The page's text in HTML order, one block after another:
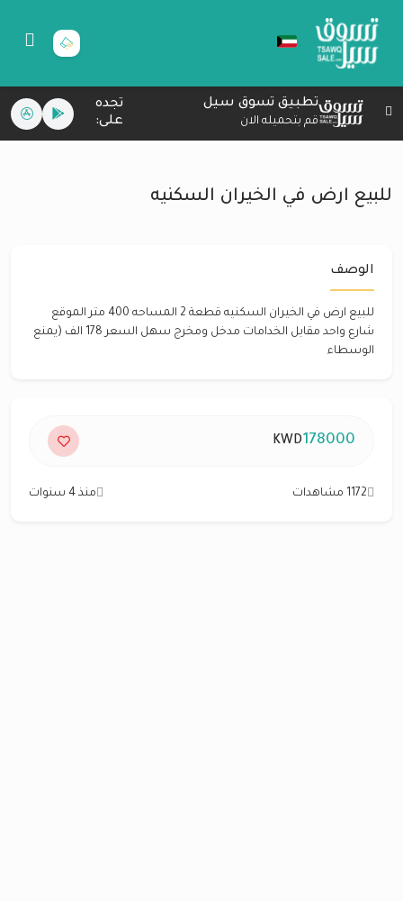
تطبيق تسوق سيل
قم بتحميله الان
تجده
على:
للبيع ارض في الخيران السكنيه
الوصف
للبيع ارض في الخيران السكنيه قطعة 2 المساحه 400 متر الموقع
شارع واحد مقابل الخدامات مدخل ومخرج سهل السعر 178 الف (يمنع
الوسطاء
178000
KWD
1172 مشاهدات منذ 4 سنوات